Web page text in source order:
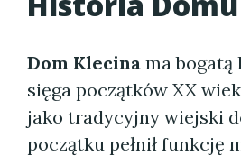
Dom Klecina ma
sięga początków XX
jako tradycyjny wiejski
początku pełnił funkcję